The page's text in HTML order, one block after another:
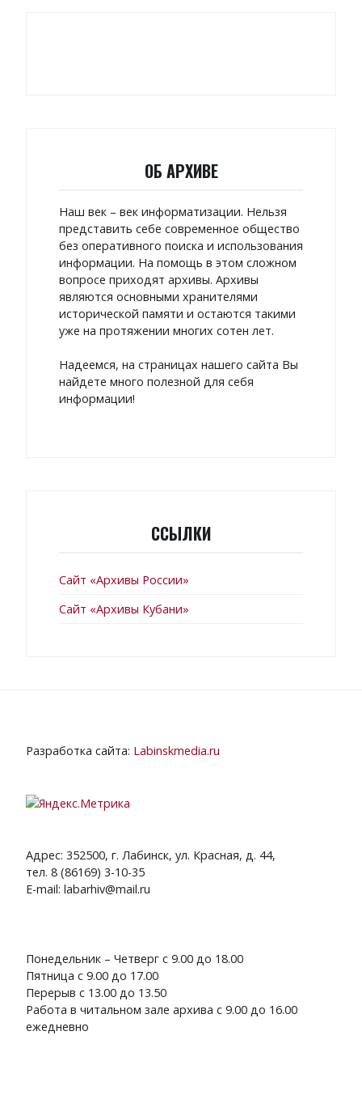
ОБ АРХИВЕ
Наш век – век информатизации. Нельзя
представить себе современное общество
без оперативного поиска и использования
информации. На помощь в этом сложном
вопросе приходят архивы. Архивы
являются основными хранителями
исторической памяти и остаются такими
уже на протяжении многих сотен лет.
Надеемся, на страницах нашего сайта Вы
найдете много полезной для себя
информации!
ССЫЛКИ
Сайт «Архивы России»
Сайт «Архивы Кубани»
Разработка сайта: Labinskmedia.ru
Адрес: 352500, г. Лабинск, ул. Красная, д. 44,
тел. 8 (86169) 3-10-35
E-mail: labarhiv@mail.ru
Понедельник – Четверг с 9.00 до 18.00
Пятница с 9.00 до 17.00
Перерыв с 13.00 до 13.50
Работа в читальном зале архива с 9.00 до 16.00
ежедневно